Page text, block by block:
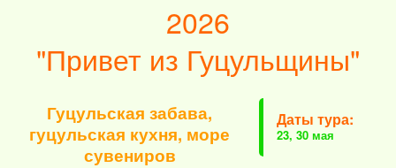
2026
"Привет из Гуцульщины"
Даты тура:
23, 30 мая
Гуцульская забава,
гуцульская кухня, море
сувениров